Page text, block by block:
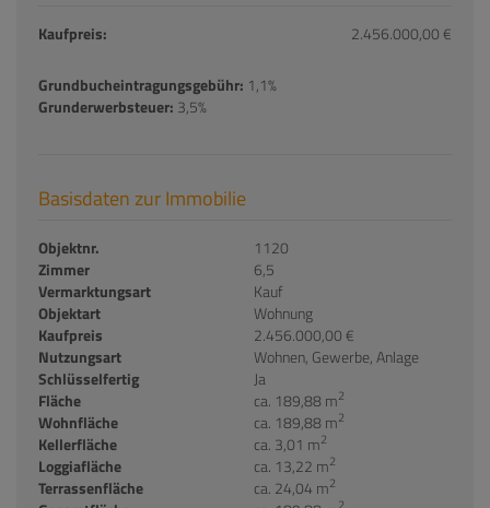
Kaufpreis: 2.456.000,00 €
Grundbucheintragungsgebühr: 1,1%
Grunderwerbsteuer: 3,5%
Basisdaten zur Immobilie
Objektnr.
1120
Zimmer
6,5
Vermarktungsart
Kauf
Objektart
Wohnung
Kaufpreis
2.456.000,00 €
Nutzungsart
Wohnen Gewerbe Anlage
Schlüsselfertig
Ja
Fläche
ca. 189,88 m2
Wohnfläche ca. 189,88 m2
Kellerfläche ca. 3,01 m2
Loggiafläche ca. 13,22 m2
Terrassenfläche ca. 24,04 m2